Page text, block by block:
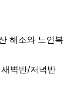
해소와 노인복
벽반/저녁반